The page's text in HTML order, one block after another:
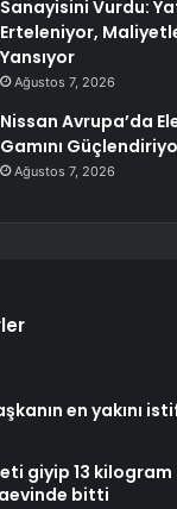
Sanayisini Vurdu:
Erteleniyor,
Yansıyor
Ağustos 7, 2026
Nissan Avrupa’da
Gamını
Ağustos 7, 2026
en yakını
giyip 13 kilogram
bitti